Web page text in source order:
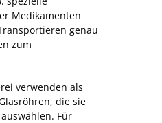
Medikamenten
genau
zum
verwenden als
die sie
Für